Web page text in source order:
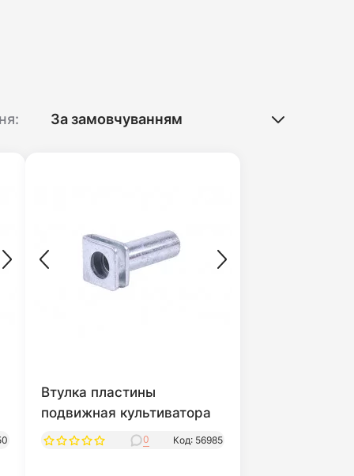
Втулка пластины
подвижная культиватора
0 Код: 56985